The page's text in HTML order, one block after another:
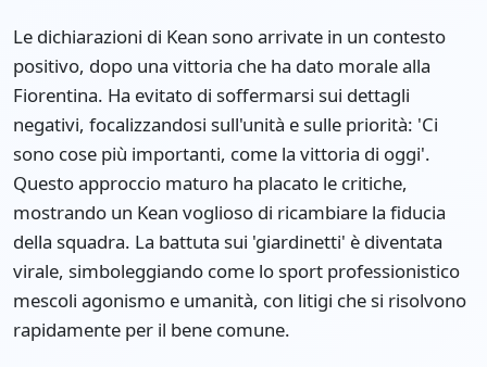
Le dichiarazioni di Kean sono arrivate in un contesto
positivo, dopo una vittoria che ha dato morale alla
Fiorentina. Ha evitato di soffermarsi sui dettagli
negativi, focalizzandosi sull'unità e sulle priorità: 'Ci
sono cose più importanti, come la vittoria di oggi'.
Questo approccio maturo ha placato le critiche,
mostrando un Kean voglioso di ricambiare la fiducia
della squadra. La battuta sui 'giardinetti' è diventata
virale, simboleggiando come lo sport professionistico
mescoli agonismo e umanità, con litigi che si risolvono
rapidamente per il bene comune.